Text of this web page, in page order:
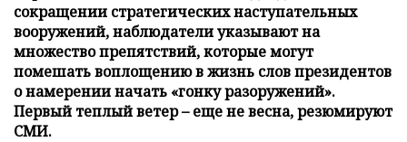
сокращении стратегических наступательных
вооружений, наблюдатели указывают на
множество препятствий, которые могут
помешать воплощению в жизнь слов президентов
о намерении начать «гонку разоружений».
Первый теплый ветер – еще не весна, резюмируют
СМИ.